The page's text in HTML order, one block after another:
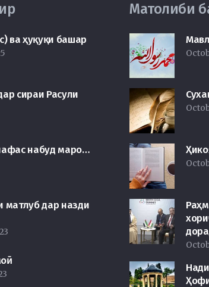
ва ҳуқуқи башар
сираи Расули
набуд маро…
матлуб дар назди
Матолиби